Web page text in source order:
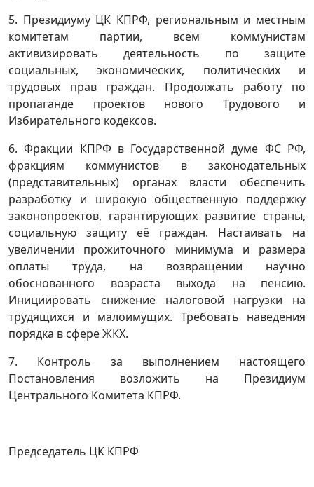
5. Президиуму ЦК КПРФ, региональным и местным
комитетам партии, всем коммунистам
активизировать деятельность по защите
социальных, экономических, политических и
трудовых прав граждан. Продолжать работу по
пропаганде проектов нового Трудового и
Избирательного кодексов.
6. Фракции КПРФ в Государственной думе ФС РФ,
фракциям коммунистов в законодательных
(представительных) органах власти обеспечить
разработку и широкую общественную поддержку
законопроектов, гарантирующих развитие страны,
социальную защиту её граждан. Настаивать на
увеличении прожиточного минимума и размера
оплаты труда, на возвращении научно
обоснованного возраста выхода на пенсию.
Инициировать снижение налоговой нагрузки на
трудящихся и малоимущих. Требовать наведения
порядка в сфере ЖКХ.
7. Контроль за выполнением настоящего
Постановления возложить на Президиум
Центрального Комитета КПРФ.
Председатель ЦК КПРФ